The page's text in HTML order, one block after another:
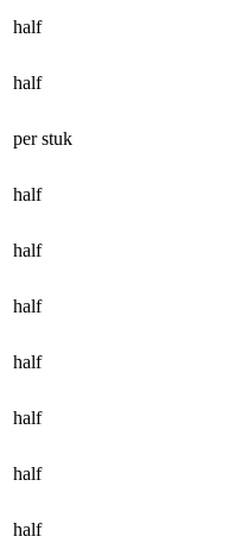
half
half
per stuk
half
half
half
half
half
half
half